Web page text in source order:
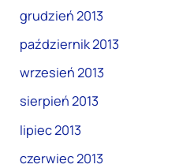
grudzień 2013
październik 2013
wrzesień 2013
sierpień 2013
lipiec 2013
czerwiec 2013